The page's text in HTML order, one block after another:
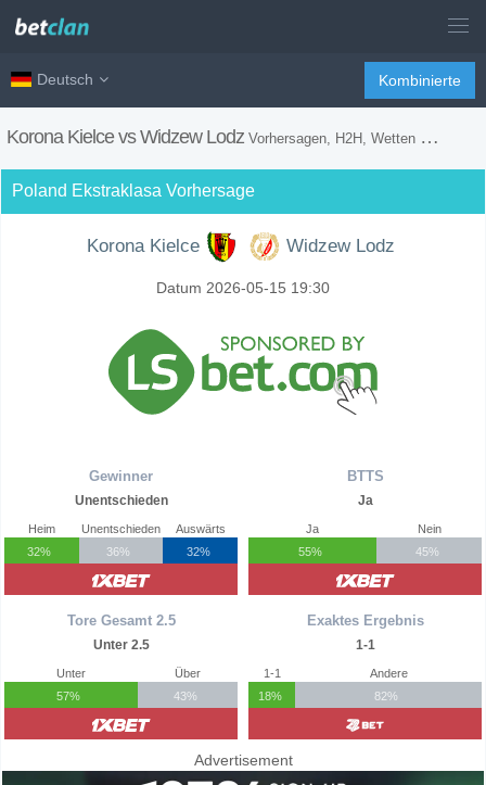
Deutsch Kombinierte
Korona Kielce vs Widzew Lodz Vorhersagen, H2H, Wetten Tipps und Spiel Vorschau
Poland Ekstraklasa Vorhersage
Korona Kielce Widzew Lodz
Datum 2026-05-15 19:30
Gewinner
Unentschieden
Heim
32%
Unentschieden
36%
Auswärts
32%
Tore Gesamt 2.5
Unter 2.5
Unter
57%
Über
43%
BTTS
Ja
Ja
55%
Nein
45%
Exaktes Ergebnis
1-1
1-1
18%
Andere
82%
Advertisement